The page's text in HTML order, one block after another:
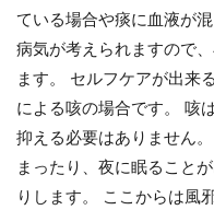
ている場合や痰に血液が
病気が考えられますので
ます。 セルフケアが出来
による咳の場合です。 咳
抑える必要はありません
まったり、夜に眠ること
りします。 ここからは風